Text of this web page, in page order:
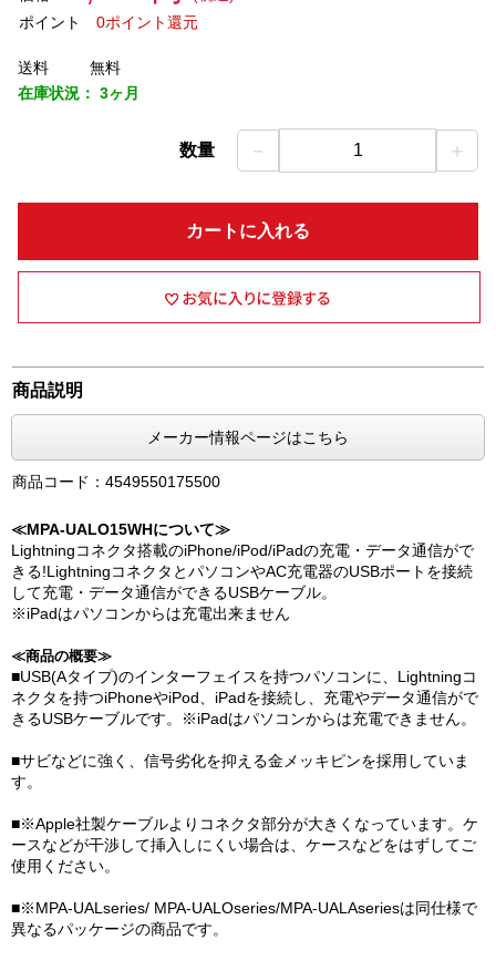
ポイント
0ポイント還元
送料
無料
在庫状況： 3ヶ月
数量 － 1 ＋
カートに入れる
商品説明
メーカー情報ページはこちら
商品コード：4549550175500
≪MPA-UALO15WHについて≫
Lightningコネクタ搭載のiPhone/iPod/iPadの充電・データ通信がで
きる!LightningコネクタとパソコンやAC充電器のUSBポートを接続
して充電・データ通信ができるUSBケーブル。
※iPadはパソコンからは充電出来ません
≪商品の概要≫
■USB(Aタイプ)のインターフェイスを持つパソコンに、Lightningコ
ネクタを持つiPhoneやiPod、iPadを接続し、充電やデータ通信がで
きるUSBケーブルです。※iPadはパソコンからは充電できません。
■サビなどに強く、信号劣化を抑える金メッキピンを採用していま
す。
■※Apple社製ケーブルよりコネクタ部分が大きくなっています。ケ
ースなどが干渉して挿入しにくい場合は、ケースなどをはずしてご
使用ください。
■※MPA-UALseries/ MPA-UALOseries/MPA-UALAseriesは同仕様で
異なるパッケージの商品です。